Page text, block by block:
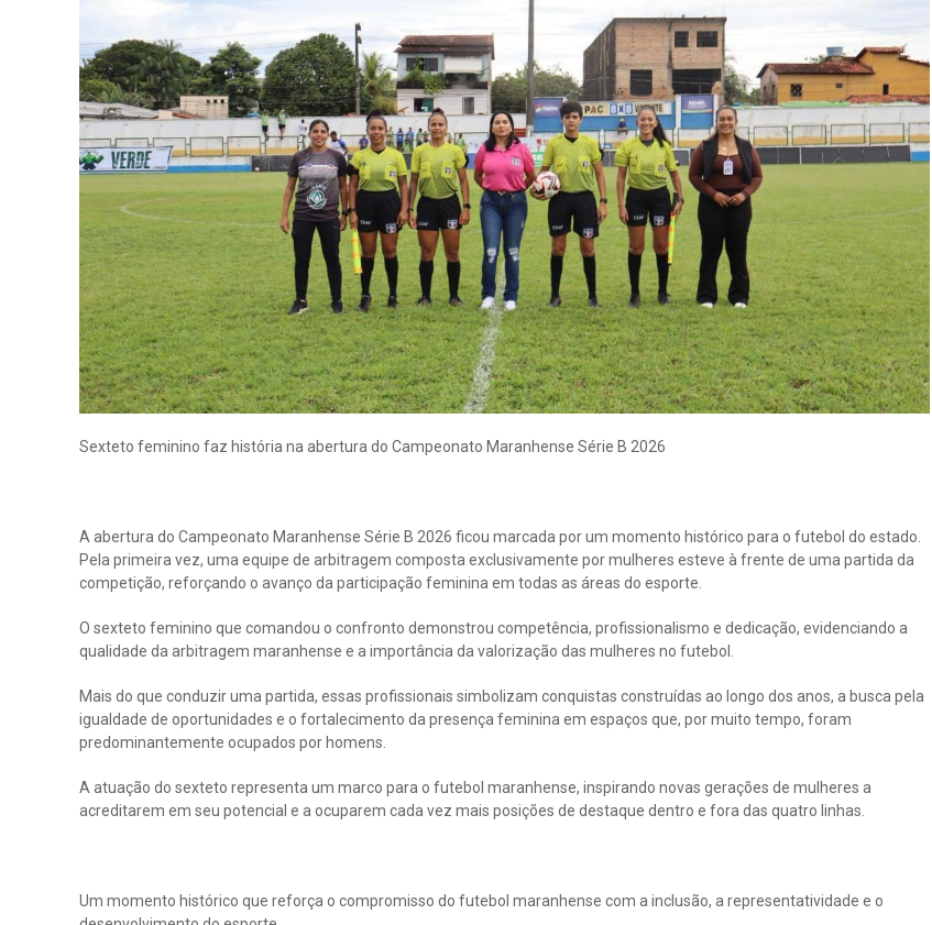
Sexteto feminino faz história na abertura do Campeonato Maranhense Série B 2026
A abertura do Campeonato Maranhense Série B 2026 ficou marcada por um momento histórico para o futebol do estado.
Pela primeira vez, uma equipe de arbitragem composta exclusivamente por mulheres esteve à frente de uma partida da
competição, reforçando o avanço da participação feminina em todas as áreas do esporte.
O sexteto feminino que comandou o confronto demonstrou competência, profissionalismo e dedicação, evidenciando a
qualidade da arbitragem maranhense e a importância da valorização das mulheres no futebol.
Mais do que conduzir uma partida, essas profissionais simbolizam conquistas construídas ao longo dos anos, a busca pela
igualdade de oportunidades e o fortalecimento da presença feminina em espaços que, por muito tempo, foram
predominantemente ocupados por homens.
A atuação do sexteto representa um marco para o futebol maranhense, inspirando novas gerações de mulheres a
acreditarem em seu potencial e a ocuparem cada vez mais posições de destaque dentro e fora das quatro linhas.
Um momento histórico que reforça o compromisso do futebol maranhense com a inclusão, a representatividade e o